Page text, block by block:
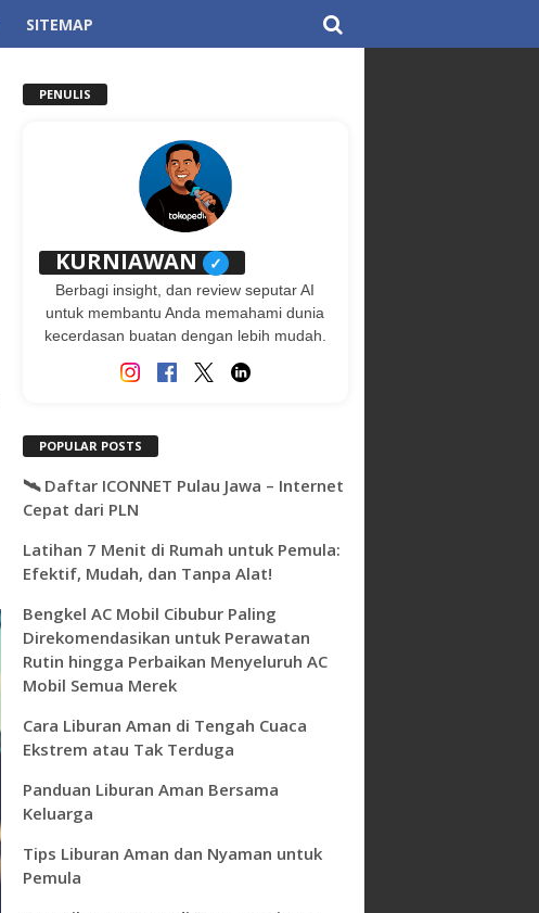
SITEMAP
PENULIS
KURNIAWAN ✓
Berbagi insight, dan review seputar AI
untuk membantu Anda memahami dunia
kecerdasan buatan dengan lebih mudah.
POPULAR POSTS
🛰️ Daftar ICONNET Pulau Jawa – Internet
Cepat dari PLN
Latihan 7 Menit di Rumah untuk Pemula:
Efektif, Mudah, dan Tanpa Alat!
Bengkel AC Mobil Cibubur Paling
Direkomendasikan untuk Perawatan
Rutin hingga Perbaikan Menyeluruh AC
Mobil Semua Merek
Cara Liburan Aman di Tengah Cuaca
Ekstrem atau Tak Terduga
Panduan Liburan Aman Bersama
Keluarga
Tips Liburan Aman dan Nyaman untuk
Pemula